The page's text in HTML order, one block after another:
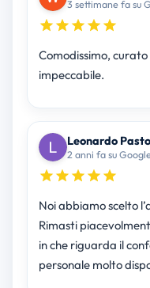
3 settimane fa su
Comodissimo,
impeccabile.
Leonardo
2 anni fa su
Noi abbiamo scelto
Rimasti
in che riguarda il
personale molto